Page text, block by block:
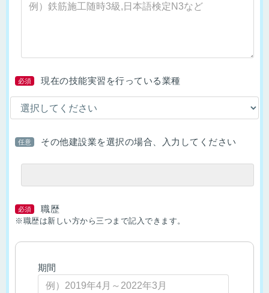
必須 現在の技能実習を行っている業種
任意 その他建設業を選択の場合、入力してください
必須 職歴
※職歴は新しい方から三つまで記入できます。
期間